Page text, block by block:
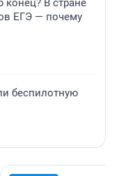
В стране
ЕГЭ — почему
беспилотную